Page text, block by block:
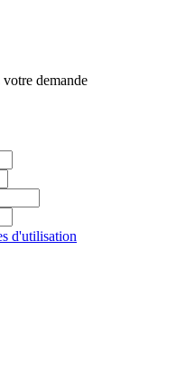
demande
d'utilisation